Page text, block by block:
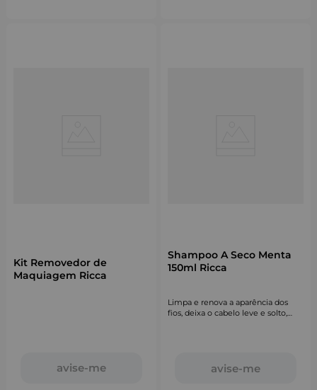
Kit Removedor de
Maquiagem Ricca
avise-me
Shampoo A Seco Menta
150ml Ricca
Limpa e renova a aparência dos
fios, deixa o cabelo leve e solto,
avise-me